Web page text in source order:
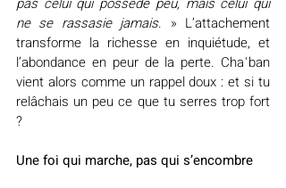
ne se rassasie jamais. » L’attachement
transforme la richesse en inquiétude, et
l’abondance en peur de la perte. Chaʿban
vient alors comme un rappel doux : et si tu
relâchais un peu ce que tu serres trop fort
?
Une foi qui marche, pas qui s’encombre